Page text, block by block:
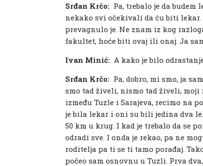
Srđan Krčo: Pa, trebalo je da
nekako svi očekivali da ću biti
prevagnulo je. Ne znam iz kog
fakultet, hoće biti ovaj ili onaj. Ja
Ivan Minić: A kako je bilo
Srđan Krčo: Pa, dobro, mi smo, ja
smo tad živeli, nismo tad živeli, moji
između Tuzle i Sarajeva, recimo na
je bila lekar i oni su bili jedina dva
50 km u krug. I kad je trebalo da se
odradi sve. I onda je rekao, pa ne
roditelja pa ti se ti tamo porađaj.
počeo sam osnovnu u Tuzli. Prva